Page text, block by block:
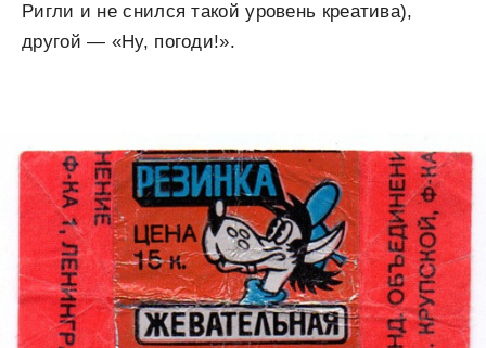
Ригли и не снился такой уровень креатива),
другой — «Ну, погоди!».